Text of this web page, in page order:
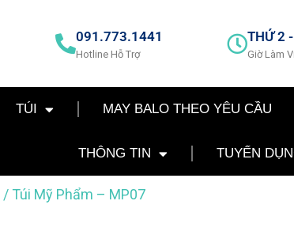
091.773.1441
Hotline Hỗ Trợ
THỨ 2
Giờ Làm
TÚI MAY BALO THEO YÊU CẦU
THÔNG TIN TUYỂN
/ Túi Mỹ Phẩm – MP07